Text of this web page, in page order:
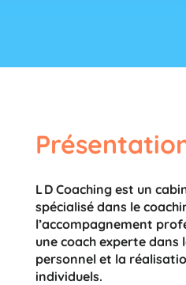
L D Coaching est un
spécialisé dans le
l’accompagnement
une coach experte dans
personnel et la
individuels.